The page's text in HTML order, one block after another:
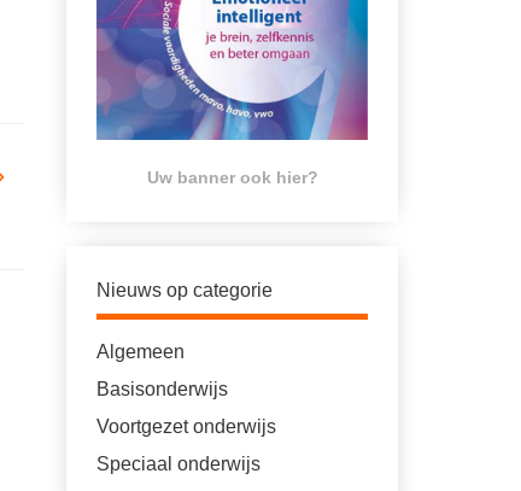
Uw banner ook hier?
Nieuws op categorie
Algemeen
Basisonderwijs
Voortgezet onderwijs
Speciaal onderwijs